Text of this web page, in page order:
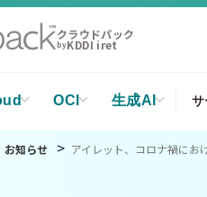
クラウドパック
byKDDI iret
OCI 生成AI サ
お知らせ アイレット、コロナ禍にお